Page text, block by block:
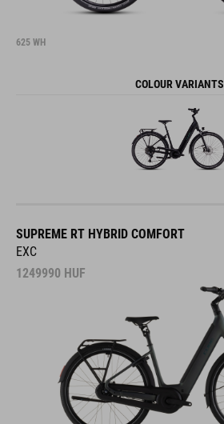
625 WH
COLOUR VARIANTS
SUPREME RT HYBRID COMFORT
EXC
1249990 HUF